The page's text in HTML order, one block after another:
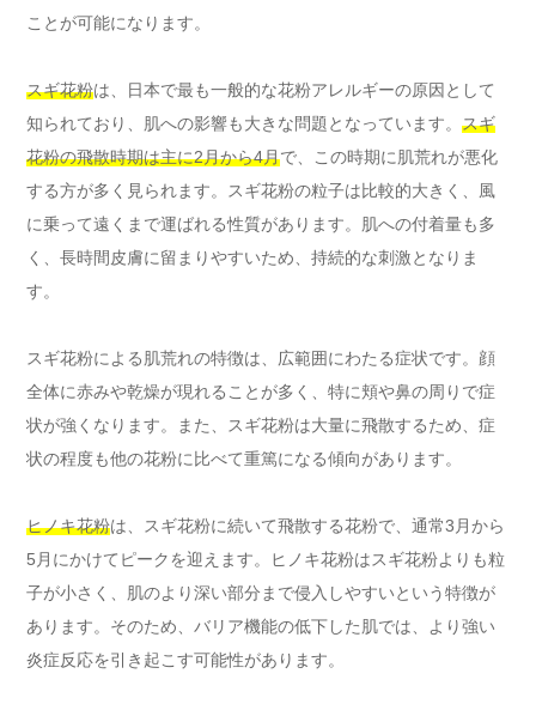
ことが可能になります。
スギ花粉は、日本で最も一般的な花粉アレルギーの原因として
知られており、肌への影響も大きな問題となっています。 スギ
花粉の飛散時期は主に2月から4月で、この時期に肌荒れが悪化
する方が多く見られます。スギ花粉の粒子は比較的大きく、風
に乗って遠くまで運ばれる性質があります。肌への付着量も多
く、長時間皮膚に留まりやすいため、持続的な刺激となりま
す。
スギ花粉による肌荒れの特徴は、広範囲にわたる症状です。顔
全体に赤みや乾燥が現れることが多く、特に頬や鼻の周りで症
状が強くなります。また、スギ花粉は大量に飛散するため、症
状の程度も他の花粉に比べて重篤になる傾向があります。
ヒノキ花粉は、スギ花粉に続いて飛散する花粉で、通常3月から
5月にかけてピークを迎えます。ヒノキ花粉はスギ花粉よりも粒
子が小さく、肌のより深い部分まで侵入しやすいという特徴が
あります。そのため、バリア機能の低下した肌では、より強い
炎症反応を引き起こす可能性があります。